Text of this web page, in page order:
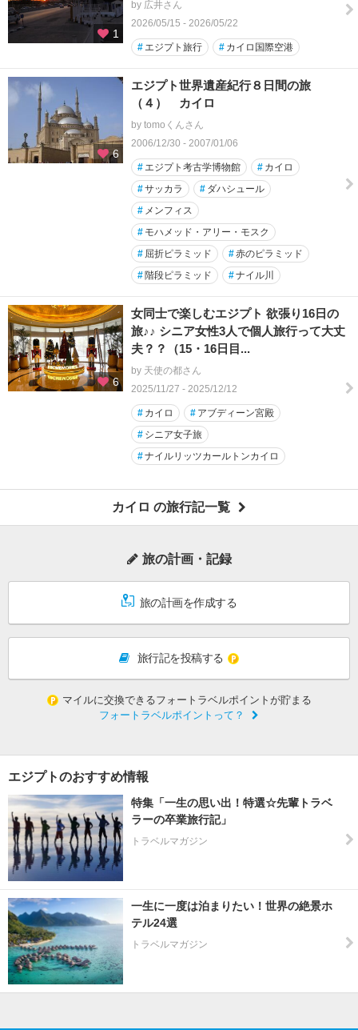
1
by 広井さん
2026/05/15 - 2026/05/22
# エジプト旅行 # カイロ国際空港
6
エジプト世界遺産紀行８日間の旅
（４） カイロ
by tomoくんさん
2006/12/30 - 2007/01/06
# エジプト考古学博物館 # カイロ
#サッカラ # ダハシュール
# メンフィス
# モハメッド・アリー・モスク
# 屈折ピラミッド #赤のピラミッド
#階段ピラミッド #ナイル川
6
女同士で楽しむエジプト 欲張り16日の
旅♪♪ シニア女性3人で個人旅行って大丈
夫？？（15・16日目...
by 天使の都さん
2025/11/27 - 2025/12/12
# カイロ # アブディーン宮殿
# シニア女子旅
#ナイルリッツカールトンカイロ
カイロ の旅行記一覧
旅の計画・記録
旅の計画を作成する
旅行記を投稿する
マイルに交換できるフォートラベルポイントが貯まる
フォートラベルポイントって？
エジプトのおすすめ情報
特集「一生の思い出！特選☆先輩トラベ
ラーの卒業旅行記」
トラベルマガジン
一生に一度は泊まりたい！世界の絶景ホ
テル24選
トラベルマガジン